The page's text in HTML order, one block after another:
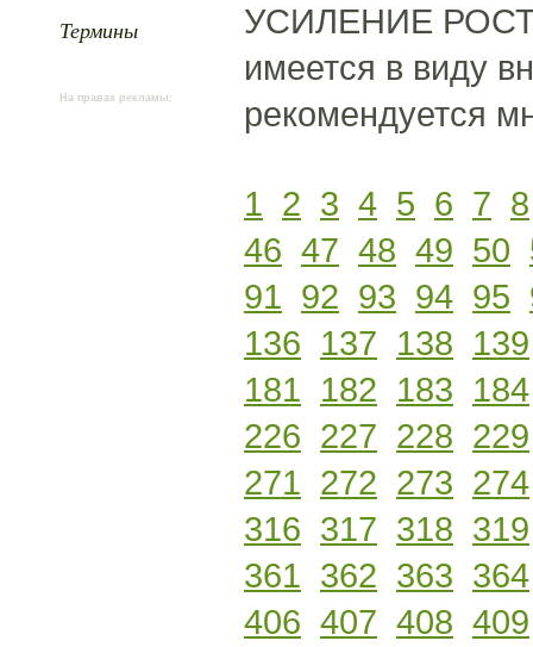
Термины
На правах рекламы:
УСИЛЕНИЕ
имеется в виду
рекомендуется
1 2 3 4 5 6 7 8
46 47 48 49 50
91 92 93 94 95
136 137 138 139
181 182 183 184
226 227 228 229
271 272 273 274
316 317 318 319
361 362 363 364
406 407 408 409